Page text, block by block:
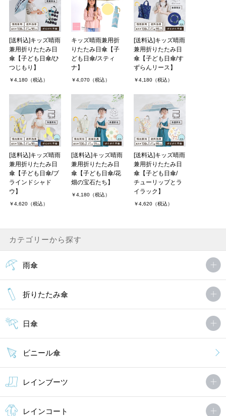
[送料込]キッズ晴雨
兼用折りたたみ日
傘【子ども日傘/ひ
つじもり】
￥4,180（税込）
キッズ晴雨兼用折
りたたみ日傘【子
ども日傘/スティ
ナ】
￥4,070（税込）
[送料込]キッズ晴雨
兼用折りたたみ日
傘【子ども日傘/す
ずらんリース】
￥4,180（税込）
[送料込]キッズ晴雨
兼用折りたたみ日
傘【子ども日傘/ブ
ラインドシャド
ウ】
￥4,620（税込）
[送料込]キッズ晴雨
兼用折りたたみ日
傘【子ども日傘/花
畑の宝石たち】
￥4,180（税込）
[送料込]キッズ晴雨
兼用折りたたみ日
傘【子ども日傘/
チューリップとラ
イラック】
￥4,620（税込）
カテゴリーから探す
雨傘
折りたたみ傘
日傘
ビニール傘
レインブーツ
レインコート